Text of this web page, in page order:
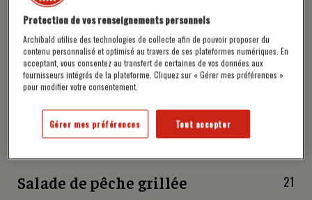
Ouvert du dimanche au mercredi de 11h30 à 23h00 et du
jeudi au samedi de 11h30 à 3h. (Fermeture des cuisines à
22h30 du dimanche au jeudi et à 00:00 le vendredi et
samedi)
À PARTIR DU 17 JUIN
Brochettes estivales
Choix de brochettes de crevettes ou brochettes de canard,
Salade de pêche grillée 21
Protection de vos renseignements personnels
Archibald utilise des technologies de collecte afin de pouvoir proposer du
contenu personnalisé et optimisé au travers de ses plateformes numériques. En
acceptant, vous consentez au transfert de certaines de vos données aux
fournisseurs intégrés de la plateforme. Cliquez sur « Gérer mes préférences »
pour modifier votre consentement.
Tout accepter
Gérer mes préférences